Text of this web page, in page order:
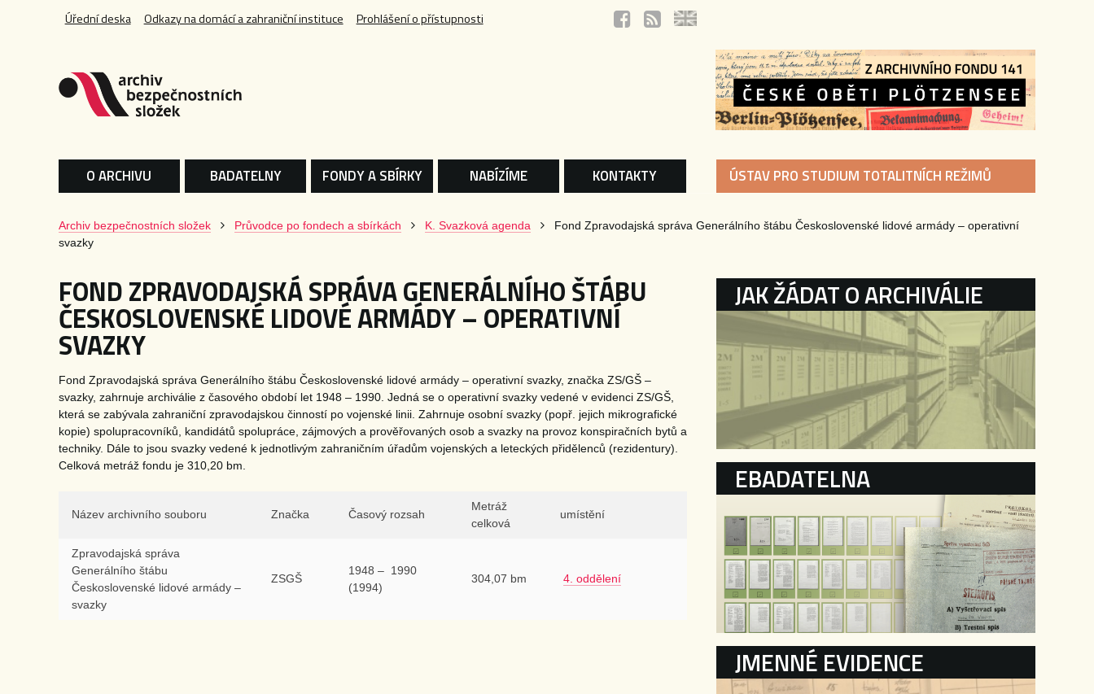
Úřední deska Odkazy na domácí a zahraniční instituce Prohlášení o přístupnosti
ÚSTAV PRO STUDIUM TOTALITNÍCH REŽIMŮ
O ARCHIVU BADATELNY FONDY A SBÍRKY NABÍZÍME KONTAKTY
Archiv bezpečnostních složek Průvodce po fondech a sbírkách K. Svazková agenda
Fond Zpravodajská správa Generálního štábu Československé lidové armády – operativní
svazky
FOND ZPRAVODAJSKÁ SPRÁVA GENERÁLNÍHO ŠTÁBU
ČESKOSLOVENSKÉ LIDOVÉ ARMÁDY – OPERATIVNÍ
SVAZKY
Fond Zpravodajská správa Generálního štábu Československé lidové armády – operativní svazky, značka ZS/GŠ –
svazky, zahrnuje archiválie z časového období let 1948 – 1990. Jedná se o operativní svazky vedené v evidenci ZS/GŠ,
která se zabývala zahraniční zpravodajskou činností po vojenské linii. Zahrnuje osobní svazky (popř. jejich mikrografické
kopie) spolupracovníků, kandidátů spolupráce, zájmových a prověřovaných osob a svazky na provoz konspiračních bytů a
techniky. Dále to jsou svazky vedené k jednotlivým zahraničním úřadům vojenských a leteckých přidělenců (rezidentury).
Celková metráž fondu je 310,20 bm.
Název archivního souboru Značka Časový rozsah
Metráž
celková
umístění
Zpravodajská správa
Generálního štábu
Československé lidové armády –
svazky
ZSGŠ
1948 – 1990
(1994)
304,07 bm 4. oddělení
KATEGORIE
JAK ŽÁDAT O ARCHIVÁLIE
EBADATELNA
JMENNÉ EVIDENCE